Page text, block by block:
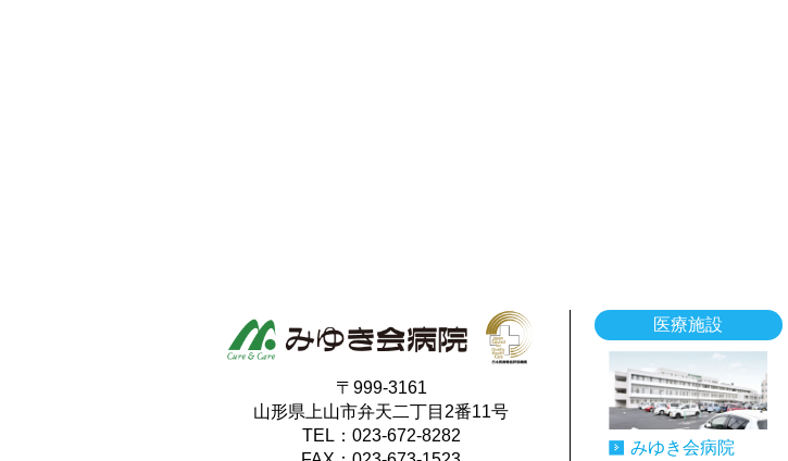
〒999-3161
山形県上山市弁天二丁目2番11号
TEL：023-672-8282
医療施設
みゆき会病院